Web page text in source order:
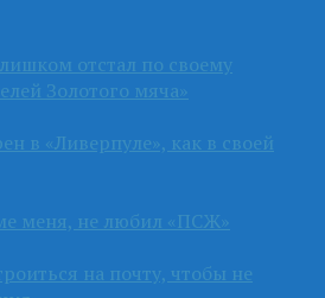
отстал по своему
Золотого мяча»
в «Ливерпуле», как в своей
меня, не любил «ПСЖ»
на почту, чтобы не